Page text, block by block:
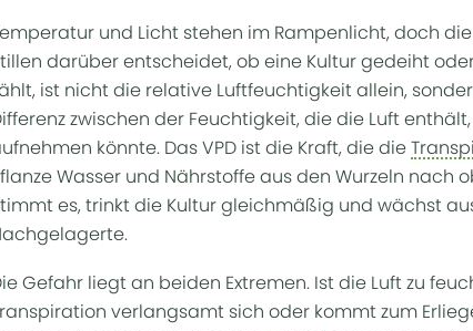
und Licht stehen im Rampenlicht, doch
darüber entscheidet, ob eine Kultur gedeiht
ist nicht die relative Luftfeuchtigkeit allein,
zwischen der Feuchtigkeit, die die Luft
könnte. Das VPD ist die Kraft, die die
Wasser und Nährstoffe aus den Wurzeln nach
es, trinkt die Kultur gleichmäßig und wächst
Gefahr liegt an beiden Extremen. Ist die Luft zu
verlangsamt sich oder kommt zum